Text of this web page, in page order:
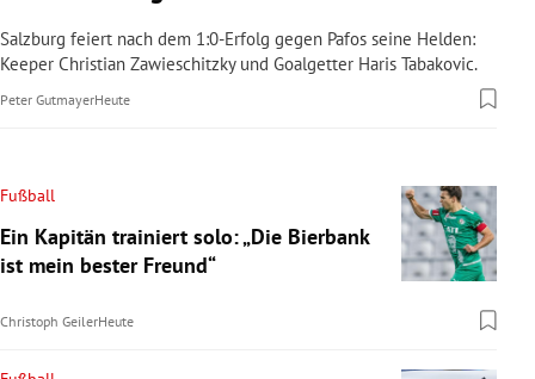
Salzburg feiert nach dem 1:0-Erfolg gegen Pafos seine Helden:
Keeper Christian Zawieschitzky und Goalgetter Haris Tabakovic.
Peter GutmayerHeute
Fußball
Ein Kapitän trainiert solo: „Die Bierbank
ist mein bester Freund“
Christoph GeilerHeute